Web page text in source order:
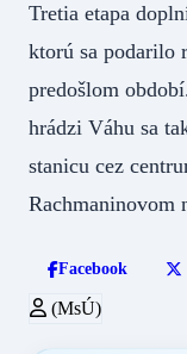
Tretia etapa
ktorú sa podarilo
predošlom
hrádzi Váhu sa
stanicu cez
Rachmaninovom
Facebook
(MsÚ)